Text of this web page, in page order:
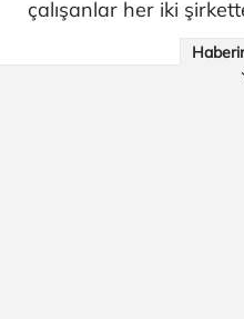
çalışanlar her iki